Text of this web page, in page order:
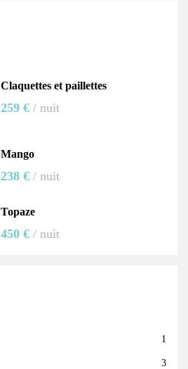
Claquettes et paillettes
259 €/ nuit
Mango
238 €/ nuit
Topaze
450 €/ nuit
1
3